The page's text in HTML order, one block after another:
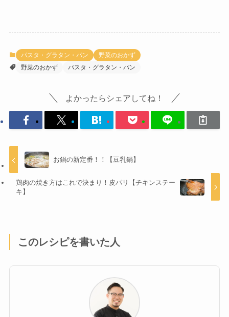
パスタ・グラタン・パン
野菜のおかず
野菜のおかず
パスタ・グラタン・パン
よかったらシェアしてね！
お鍋の新定番！！【豆乳鍋】
鶏肉の焼き方はこれで決まり！皮パリ【チキンステー
キ】
このレシピを書いた人